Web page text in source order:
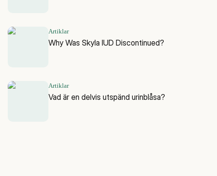
Artiklar
Why Was Skyla IUD Discontinued?
Artiklar
Vad är en delvis utspänd urinblåsa?